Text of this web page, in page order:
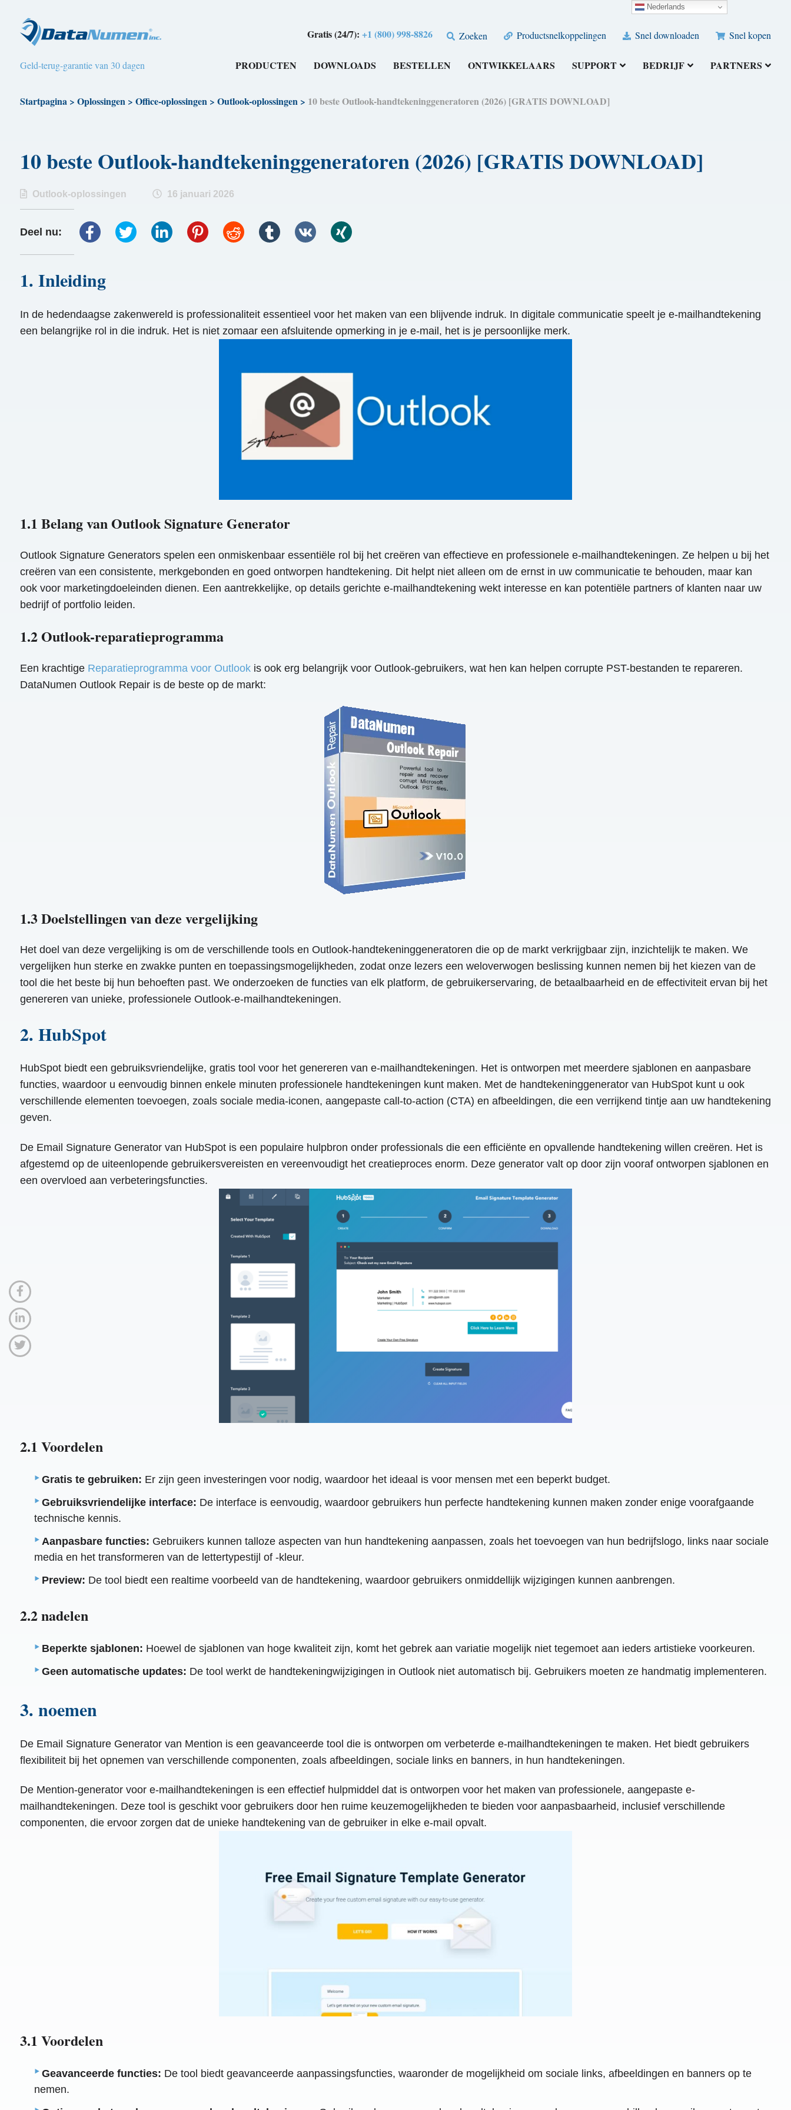
Gratis (24/7):+1 (800) 998-8826 Zoeken Productsnelkoppelingen Snel downloaden Snel kopen
Geld-terug-garantie van 30 dagen PRODUCTEN DOWNLOADS BESTELLEN ONTWIKKELAARS SUPPORT BEDRIJF PARTNERS
Startpagina> Oplossingen> Office-oplossingen> Outlook-oplossingen> 10 beste Outlook-handtekeninggeneratoren (2026) [GRATIS DOWNLOAD]
10 beste Outlook-handtekeninggeneratoren (2026) [GRATIS DOWNLOAD]
Outlook-oplossingen 16 januari 2026
Deel nu:
1. Inleiding
In de hedendaagse zakenwereld is professionaliteit essentieel voor het maken van een blijvende indruk. In digitale communicatie speelt je e-mailhandtekening
een belangrijke rol in die indruk. Het is niet zomaar een afsluitende opmerking in je e-mail, het is je persoonlijke merk.
1.1 Belang van Outlook Signature Generator
Outlook Signature Generators spelen een onmiskenbaar essentiële rol bij het creëren van effectieve en professionele e-mailhandtekeningen. Ze helpen u bij het
creëren van een consistente, merkgebonden en goed ontworpen handtekening. Dit helpt niet alleen om de ernst in uw communicatie te behouden, maar kan
ook voor marketingdoeleinden dienen. Een aantrekkelijke, op details gerichte e-mailhandtekening wekt interesse en kan potentiële partners of klanten naar uw
bedrijf of portfolio leiden.
1.2 Outlook-reparatieprogramma
Een krachtige Reparatieprogramma voor Outlookis ook erg belangrijk voor Outlook-gebruikers, wat hen kan helpen corrupte PST-bestanden te repareren.
DataNumen Outlook Repair is de beste op de markt:
1.3 Doelstellingen van deze vergelijking
Het doel van deze vergelijking is om de verschillende tools en Outlook-handtekeninggeneratoren die op de markt verkrijgbaar zijn, inzichtelijk te maken. We
vergelijken hun sterke en zwakke punten en toepassingsmogelijkheden, zodat onze lezers een weloverwogen beslissing kunnen nemen bij het kiezen van de
tool die het beste bij hun behoeften past. We onderzoeken de functies van elk platform, de gebruikerservaring, de betaalbaarheid en de effectiviteit ervan bij het
genereren van unieke, professionele Outlook-e-mailhandtekeningen.
2. HubSpot
HubSpot biedt een gebruiksvriendelijke, gratis tool voor het genereren van e-mailhandtekeningen. Het is ontworpen met meerdere sjablonen en aanpasbare
functies, waardoor u eenvoudig binnen enkele minuten professionele handtekeningen kunt maken. Met de handtekeninggenerator van HubSpot kunt u ook
verschillende elementen toevoegen, zoals sociale media-iconen, aangepaste call-to-action (CTA) en afbeeldingen, die een verrijkend tintje aan uw handtekening
geven.
De Email Signature Generator van HubSpot is een populaire hulpbron onder professionals die een efficiënte en opvallende handtekening willen creëren. Het is
afgestemd op de uiteenlopende gebruikersvereisten en vereenvoudigt het creatieproces enorm. Deze generator valt op door zijn vooraf ontworpen sjablonen en
een overvloed aan verbeteringsfuncties.
2.1 Voordelen
Gratis te gebruiken: Er zijn geen investeringen voor nodig, waardoor het ideaal is voor mensen met een beperkt budget.
Gebruiksvriendelijke interface: De interface is eenvoudig, waardoor gebruikers hun perfecte handtekening kunnen maken zonder enige voorafgaande
technische kennis.
Aanpasbare functies: Gebruikers kunnen talloze aspecten van hun handtekening aanpassen, zoals het toevoegen van hun bedrijfslogo, links naar sociale
media en het transformeren van de lettertypestijl of -kleur.
Preview: De tool biedt een realtime voorbeeld van de handtekening, waardoor gebruikers onmiddellijk wijzigingen kunnen aanbrengen.
2.2 nadelen
Beperkte sjablonen: Hoewel de sjablonen van hoge kwaliteit zijn, komt het gebrek aan variatie mogelijk niet tegemoet aan ieders artistieke voorkeuren.
Geen automatische updates: De tool werkt de handtekeningwijzigingen in Outlook niet automatisch bij. Gebruikers moeten ze handmatig implementeren.
3. noemen
De Email Signature Generator van Mention is een geavanceerde tool die is ontworpen om verbeterde e-mailhandtekeningen te maken. Het biedt gebruikers
flexibiliteit bij het opnemen van verschillende componenten, zoals afbeeldingen, sociale links en banners, in hun handtekeningen.
De Mention-generator voor e-mailhandtekeningen is een effectief hulpmiddel dat is ontworpen voor het maken van professionele, aangepaste e-
mailhandtekeningen. Deze tool is geschikt voor gebruikers door hen ruime keuzemogelijkheden te bieden voor aanpasbaarheid, inclusief verschillende
componenten, die ervoor zorgen dat de unieke handtekening van de gebruiker in elke e-mail opvalt.
3.1 Voordelen
Geavanceerde functies: De tool biedt geavanceerde aanpassingsfuncties, waaronder de mogelijkheid om sociale links, afbeeldingen en banners op te
nemen.
Nederlands